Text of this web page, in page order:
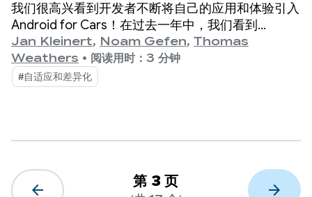
我们很高兴看到开发者不断将自己的应用和体验引入
Android for Cars！在过去一年中，我们看到
Android Auto 和内置 Google 的汽车上的应用生态
系统持续强劲增长。
Jan Kleinert, Noam Gefen, Thomas
Weathers • 阅读用时：3 分钟
#自适应和差异化
arrow_back 第 3 页 arrow_forward